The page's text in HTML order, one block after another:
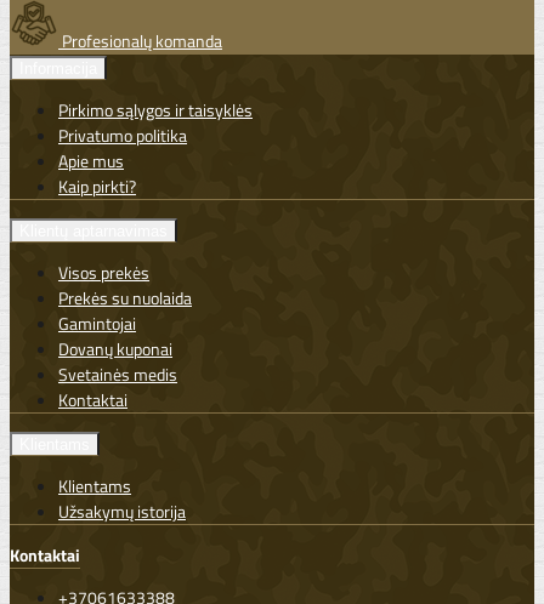
Profesionalų komanda
Pirkimo sąlygos ir taisyklės
Privatumo politika
Apie mus
Kaip pirkti?
Visos prekės
Prekės su nuolaida
Gamintojai
Dovanų kuponai
Svetainės medis
Kontaktai
Klientams
Užsakymų istorija
Kontaktai
+37061633388